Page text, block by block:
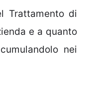
Trattamento di
e a quanto
nei